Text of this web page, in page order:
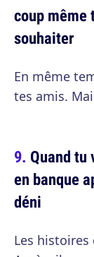
coup même
souhaiter
En même
tes amis.
Quand
en banque
déni
Les